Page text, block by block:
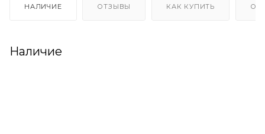
НАЛИЧИЕ ОТЗЫВЫ КАК КУПИТЬ
Наличие